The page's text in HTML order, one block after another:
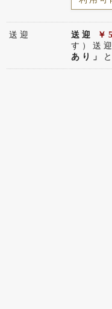
送迎 送迎 ￥
す）送
あり」